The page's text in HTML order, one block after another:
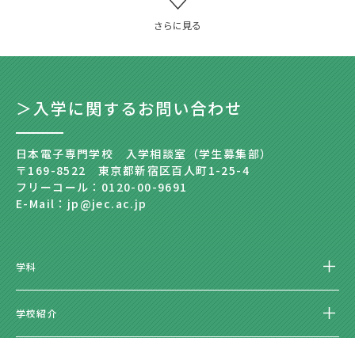
＞入学に関するお問い合わせ
日本電子専門学校 入学相談室（学生募集部）
〒169-8522 東京都新宿区百人町1-25-4
フリーコール：0120-00-9691
E-Mail：jp@jec.ac.jp
学科
学校紹介